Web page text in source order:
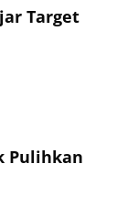
Target
Pulihkan